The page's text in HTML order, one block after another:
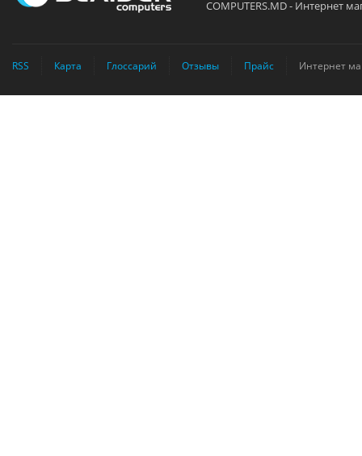
COMPUTERS.MD - Интернет
RSS Карта Глоссарий Отзывы Прайс Интернет